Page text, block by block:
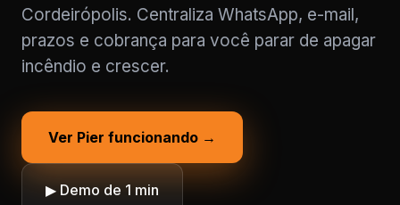
Cordeirópolis. Centraliza WhatsApp, e-mail,
prazos e cobrança para você parar de apagar
incêndio e crescer.
Ver Pier funcionando →
▶ Demo de 1 min